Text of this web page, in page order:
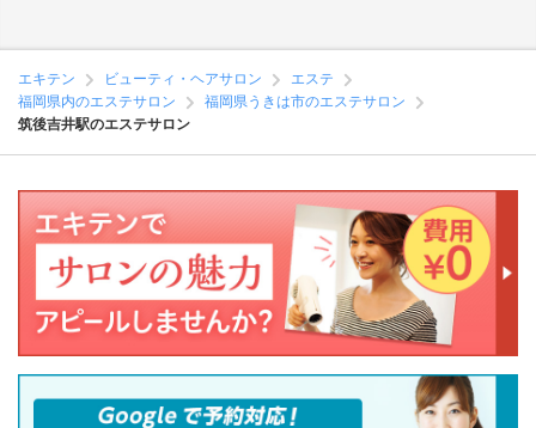
エキテン ビューティ・ヘアサロン
エステ
福岡県内のエステサロン
福岡県うきは市のエステサロン
筑後吉井駅のエステサロン